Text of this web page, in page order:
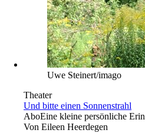
Uwe Steinert/imago
Theater
Und bitte einen Sonnenstrahl
AboEine kleine persönliche
Von Eileen Heerdegen